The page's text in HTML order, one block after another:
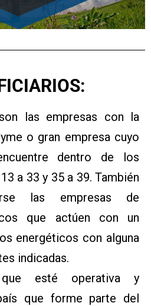
las empresas con la
o gran empresa cuyo
dentro de los
a 33 y 35 a 39. También
las empresas de
que actúen con un
energéticos con alguna
indicadas.
que esté operativa y
que forme parte del